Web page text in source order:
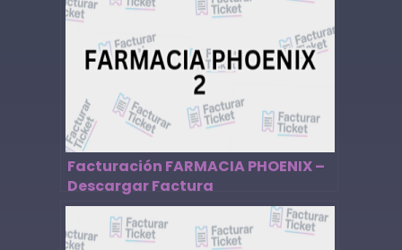
Facturación FARMACIA PHOENIX –
Descargar Factura